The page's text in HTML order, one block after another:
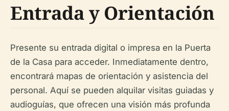
Entrada y Orientación
Presente su entrada digital o impresa en la Puerta
de la Casa para acceder. Inmediatamente dentro,
encontrará mapas de orientación y asistencia del
personal. Aquí se pueden alquilar visitas guiadas y
audioguías, que ofrecen una visión más profunda